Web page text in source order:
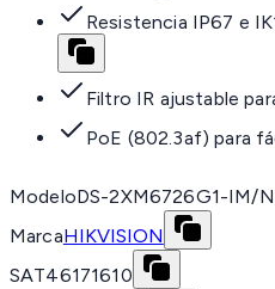
Resistencia IP67 e
Filtro IR ajustable
PoE (802.3af) para
ModeloDS-2XM6726G1-IM/
MarcaHIKVISION
SAT46171610